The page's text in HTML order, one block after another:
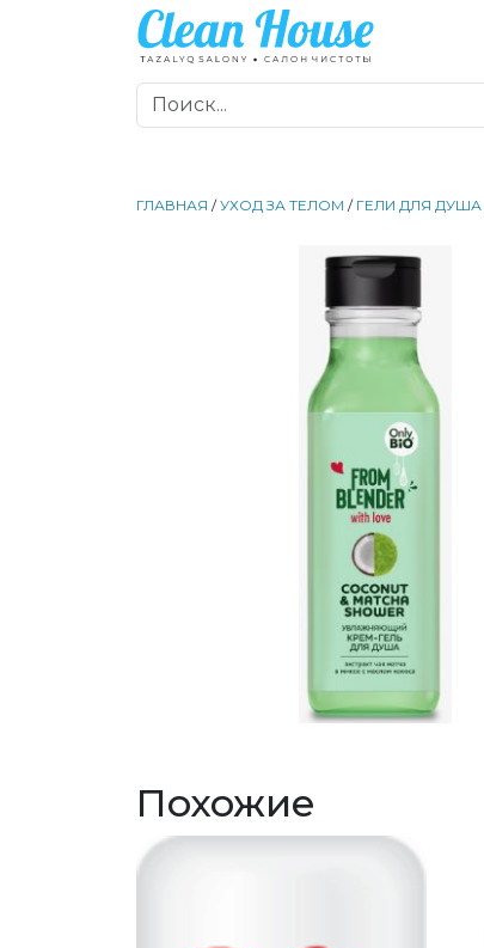
ГЛАВНАЯ /УХОД ЗА ТЕЛОМ / ГЕЛИ ДЛЯ ДУША
Похожие